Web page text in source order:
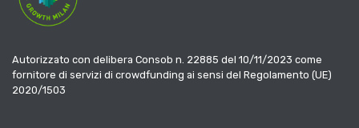
Autorizzato con delibera Consob n. 22885 del 10/11/2023 come
fornitore di servizi di crowdfunding ai sensi del Regolamento (UE)
2020/1503